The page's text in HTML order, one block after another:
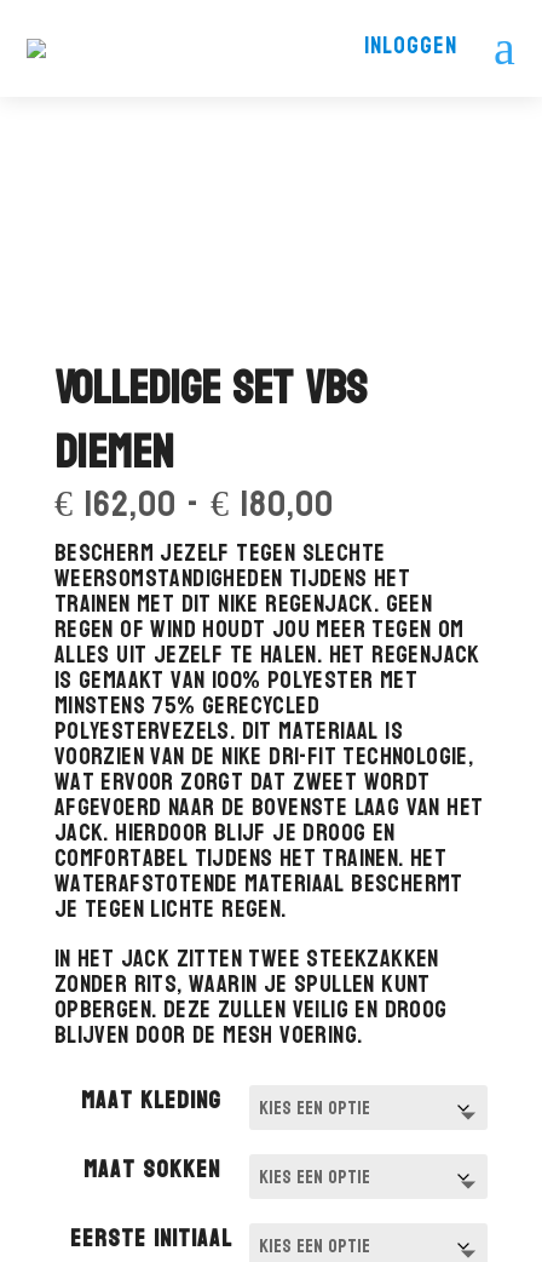
INLOGGEN a
Volledige set VBS
Diemen
€ 162,00 - € 180,00€ 162,00
tot
€ 180,00
Bescherm jezelf tegen slechte
weersomstandigheden tijdens het
trainen met dit Nike Regenjack. Geen
regen of wind houdt jou meer tegen om
alles uit jezelf te halen. Het regenjack
is gemaakt van 100% polyester met
minstens 75% gerecycled
polyestervezels. Dit materiaal is
voorzien van de Nike Dri-FIT technologie,
wat ervoor zorgt dat zweet wordt
afgevoerd naar de bovenste laag van het
jack. Hierdoor blijf je droog en
comfortabel tijdens het trainen. Het
waterafstotende materiaal beschermt
je tegen lichte regen.
In het jack zitten twee steekzakken
zonder rits, waarin je spullen kunt
opbergen. Deze zullen veilig en droog
blijven door de mesh voering.
Maat kleding
Maat sokken
Eerste initiaal